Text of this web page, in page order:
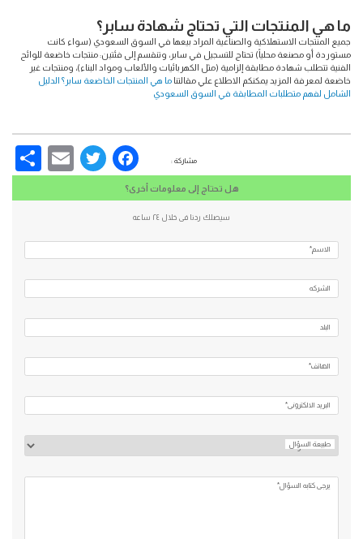
ما هي المنتجات التي تحتاج شهادة سابر؟
جميع المنتجات الاستهلاكية والصناعية المراد بيعها في السوق السعودي (سواء كانت
مستوردة أو مصنعة محلياً) تحتاج للتسجيل في سابر، وتنقسم إلى فئتين: منتجات خاضعة للوائح
الفنية تتطلب شهادة مطابقة إلزامية (مثل الكهربائيات والألعاب ومواد البناء)، ومنتجات غير
خاضعة لمعرفة المزيد يمكنكم الاطلاع علي مقالتناما هي المنتجات الخاضعة سابر؟ الدليل
الشامل لفهم متطلبات المطابقة في السوق السعودي
مشاركة : Facebook
Twitter
هل تحتاج إلى معلومات أخرى؟
سيصلك ردنا فى خلال ٢٤ ساعه
الاسم*
الشركه
الهاتف*
البريد الالكتروني*
طبيعة السؤال
يرجي كتابه السؤال*